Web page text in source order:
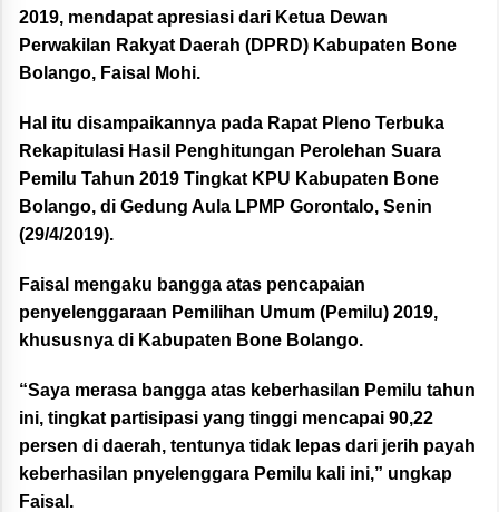
2019, mendapat apresiasi dari Ketua Dewan
Perwakilan Rakyat Daerah (DPRD) Kabupaten Bone
Bolango, Faisal Mohi.
Hal itu disampaikannya pada Rapat Pleno Terbuka
Rekapitulasi Hasil Penghitungan Perolehan Suara
Pemilu Tahun 2019 Tingkat KPU Kabupaten Bone
Bolango, di Gedung Aula LPMP Gorontalo, Senin
(29/4/2019).
Faisal mengaku bangga atas pencapaian
penyelenggaraan Pemilihan Umum (Pemilu) 2019,
khususnya di Kabupaten Bone Bolango.
“Saya merasa bangga atas keberhasilan Pemilu tahun
ini, tingkat partisipasi yang tinggi mencapai 90,22
persen di daerah, tentunya tidak lepas dari jerih payah
keberhasilan pnyelenggara Pemilu kali ini,” ungkap
Faisal.